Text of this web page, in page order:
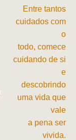
Entre tantos
cuidados com
o
todo, comece
cuidando de si
e
descobrindo
uma vida que
vale
a pena ser
vivida.